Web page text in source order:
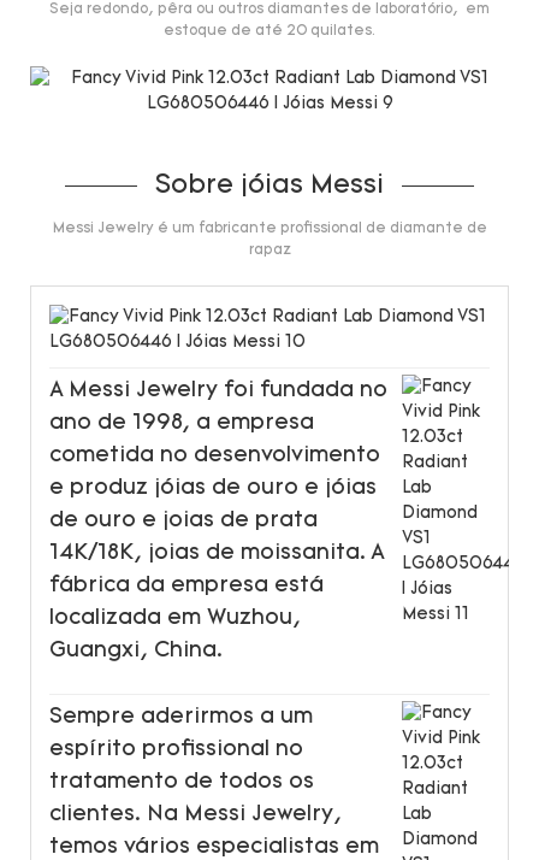
Seja redondo, pêra ou outros diamantes de laboratório, em
estoque de até 20 quilates.
Sobre jóias Messi
Messi Jewelry é um fabricante profissional de diamante de
rapaz
A Messi Jewelry foi fundada no
ano de 1998, a empresa
cometida no desenvolvimento
e produz jóias de ouro e jóias
de ouro e joias de prata
14K/18K, joias de moissanita. A
fábrica da empresa está
localizada em Wuzhou,
Guangxi, China.
Sempre aderirmos a um
espírito profissional no
tratamento de todos os
clientes. Na Messi Jewelry,
temos vários especialistas em